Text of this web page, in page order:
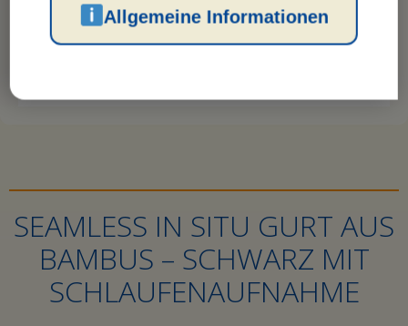
SEAMLESS IN SITU GURT AUS
BAMBUS – SCHWARZ MIT
SCHLAUFENAUFNAHME
Allgemeine Informationen